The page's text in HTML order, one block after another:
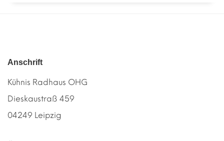
Anschrift
Kühnis Radhaus OHG
Dieskaustraß 459
04249 Leipzig